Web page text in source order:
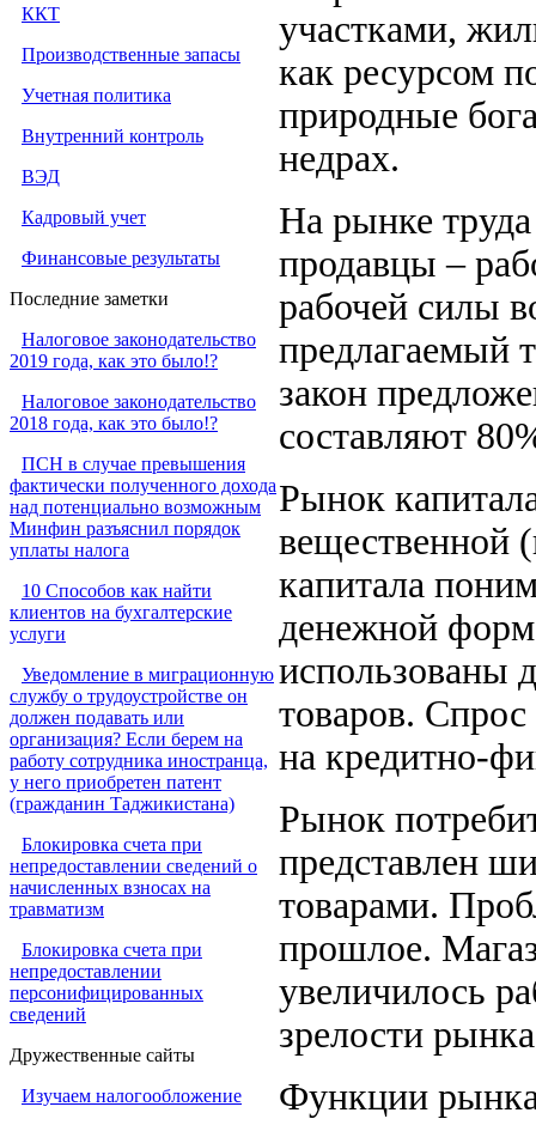
ККТ
Производственные запасы
Учетная политика
Внутренний контроль
ВЭД
Кадровый учет
Финансовые результаты
Последние заметки
Налоговое законодательство
2019 года, как это было!?
Налоговое законодательство
2018 года, как это было!?
ПСН в случае превышения
фактически полученного дохода
над потенциально возможным
Минфин разъяснил порядок
уплаты налога
10 Способов как найти
клиентов на бухгалтерские
услуги
Уведомление в миграционную
службу о трудоустройстве он
должен подавать или
организация? Если берем на
работу сотрудника иностранца,
у него приобретен патент
(гражданин Таджикистана)
Блокировка счета при
непредоставлении сведений о
начисленных взносах на
травматизм
Блокировка счета при
непредоставлении
персонифицированных
сведений
Дружественные сайты
Изучаем налогообложение
участками,
как ресурсом
природные
недрах.
На рынке
продавцы –
рабочей силы
предлагаемый
закон
составляют
Рынок
вещественной
капитала
денежной
использованы
товаров.
на кредитно-
Рынок
представлен
товарами.
прошлое.
увеличилось
зрелости
Функции